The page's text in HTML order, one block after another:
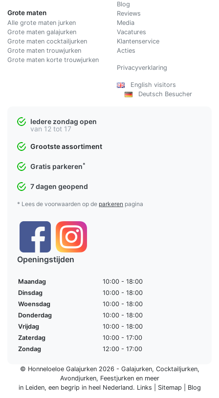
Grote maten
Alle grote maten jurken
Grote maten galajurken
Grote maten cocktailjurken
Grote maten trouwjurken
Grote maten korte trouwjurken
Blog
Reviews
Media
Vacatures
Klantenservice
Acties
Privacyverklaring
English visitors
Deutsch Besucher
Iedere zondag open
van 12 tot 17
Grootste assortiment
Gratis parkeren*
7 dagen geopend
* Lees de voorwaarden op de parkeren pagina
Openingstijden
Maandag
10:00 - 18:00
Dinsdag
10:00 - 18:00
Woensdag
10:00 - 18:00
Donderdag
10:00 - 18:00
Vrijdag
10:00 - 18:00
Zaterdag
10:00 - 17:00
Zondag
12:00 - 17:00
© Honneloeloe Galajurken 2026 - Galajurken, Cocktailjurken,
Avondjurken, Feestjurkenen meer
in Leiden, een begrip in heel Nederland. Links Sitemap Blog